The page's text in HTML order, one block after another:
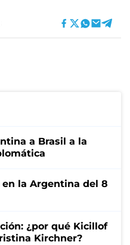
a Brasil a la
en la Argentina del 8
¿por qué Kicillof
Kirchner?